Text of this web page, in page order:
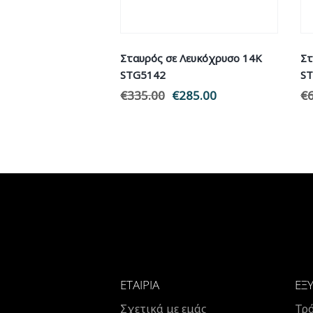
Σταυρός σε Λευκόχρυσο 14Κ
STG5142
€335.00 Original
€285.00 €
ΕΤΑΙΡΊΑ
Σχετικά με εμάς